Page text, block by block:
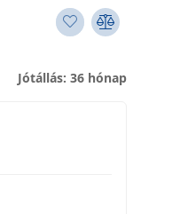
Jótállás: 36 hónap